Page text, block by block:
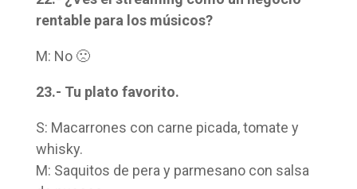
rentable para los músicos?
M: No 🙁
23.- Tu plato favorito.
S: Macarrones con carne picada, tomate y
whisky.
M: Saquitos de pera y parmesano con salsa